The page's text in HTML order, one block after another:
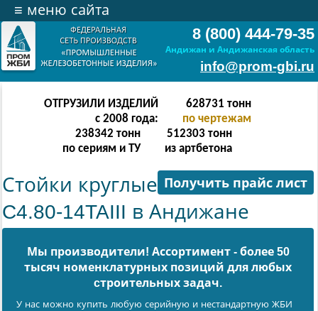
8 (800) 444-79-35
Андижан и Андижанская область
info@prom-gbi.ru
≡ меню сайта
ОТГРУЗИЛИ ИЗДЕЛИЙ
с 2008 года:
628731 тонн
по чертежам
238342 тонн
по сериям и ТУ
512303 тонн
из артбетона
Получить прайс лист
Стойки круглые
C4.80-14TAIII в Андижане
Мы производители! Ассортимент - более 50
тысяч номенклатурных позиций для любых
cтроительных задач.
У нас можно купить любую серийную и нестандартную ЖБИ